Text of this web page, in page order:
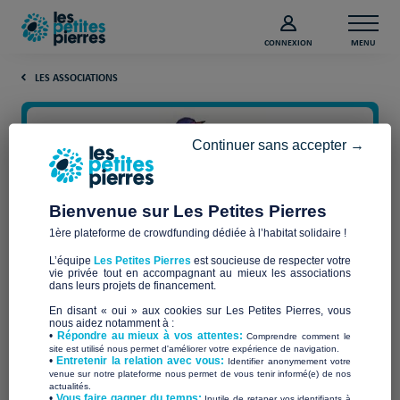
CONNEXION MENU
LES ASSOCIATIONS
Irondèla – Terres d’accueil
Bienvenue sur Les Petites Pierres
1ère plateforme de crowdfunding dédiée à l’habitat solidaire !
L’équipe Les Petites Pierres est soucieuse de respecter votre
vie privée tout en accompagnant au mieux les associations
dans leurs projets de financement.
En disant « oui » aux cookies sur Les Petites Pierres, vous
nous aidez notamment à :
• Répondre au mieux à vos attentes:Comprendre comment le
site est utilisé nous permet d'améliorer votre expérience de navigation.
•Entretenir la relation avec vous: Identifier anonymement votre
venue sur notre plateforme nous permet de vous tenir informé(e) de nos
actualités.
Continuer sans accepter →